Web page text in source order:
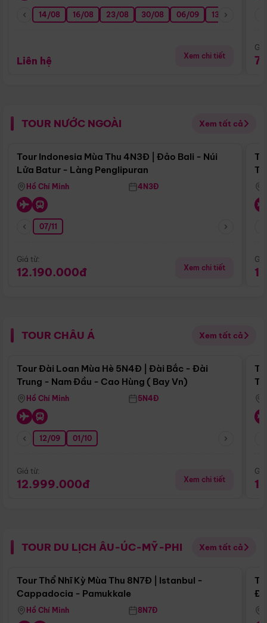
14/08 16/08 23/08 30/08 06/09 13/09
Liên hệ Xem chi tiết
TOUR NƯỚC NGOÀI Xem tất cả
Điểm nổi bật
Tour Indonesia Mùa Thu 4N3Đ | Đảo Bali - Núi
Lửa Batur - Làng Penglipuran
Hồ Chí Minh 4N3Đ
07/11
Giá từ:
12.190.000đ Xem chi tiết
TOUR CHÂU Á Xem tất cả
Điểm nổi bật
Tour Đài Loan Mùa Hè 5N4Đ | Đài Bắc - Đài
Trung - Nam Đầu - Cao Hùng ( Bay Vn)
Hồ Chí Minh 5N4Đ
12/09 01/10
Giá từ:
12.999.000đ Xem chi tiết
TOUR DU LỊCH ÂU-ÚC-MỸ-PHI Xem tất cả
Điểm nổi bật
Tour Thổ Nhĩ Kỳ Mùa Thu 8N7Đ | Istanbul -
Cappadocia - Pamukkale
Hồ Chí Minh 8N7Đ